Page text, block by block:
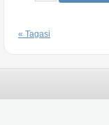
« Tagasi